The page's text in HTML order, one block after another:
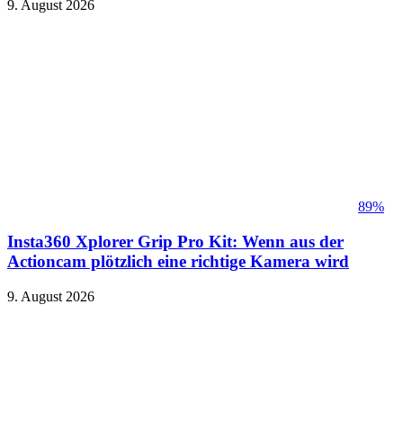
9. August 2026
89%
Insta360 Xplorer Grip Pro Kit: Wenn aus der
Actioncam plötzlich eine richtige Kamera wird
9. August 2026